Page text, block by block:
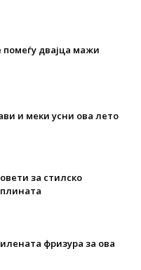
помеѓу двајца мажи
и меки усни ова лето
за стилско
фризура за ова